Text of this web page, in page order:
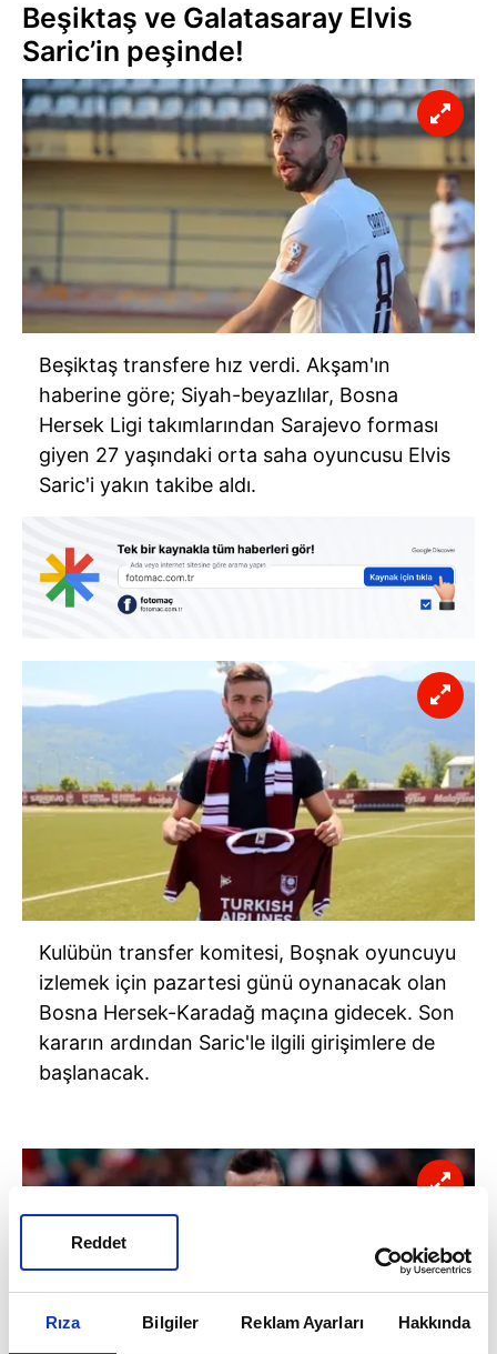
Rıza Bilgiler Reklam Ayarları Hakkında
Reddet
Beşiktaş ve Galatasaray Elvis
Saric’in peşinde!
Beşiktaş transfere hız verdi. Akşam'ın
haberine göre; Siyah-beyazlılar, Bosna
Hersek Ligi takımlarından Sarajevo forması
giyen 27 yaşındaki orta saha oyuncusu Elvis
Saric'i yakın takibe aldı.
Kulübün transfer komitesi, Boşnak oyuncuyu
izlemek için pazartesi günü oynanacak olan
Bosna Hersek-Karadağ maçına gidecek. Son
kararın ardından Saric'le ilgili girişimlere de
başlanacak.